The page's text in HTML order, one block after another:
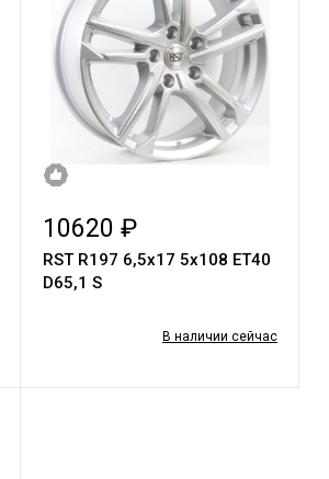
10620 ₽
RST R197 6,5x17 5x108 ET40
D65,1 S
В наличии сейчас